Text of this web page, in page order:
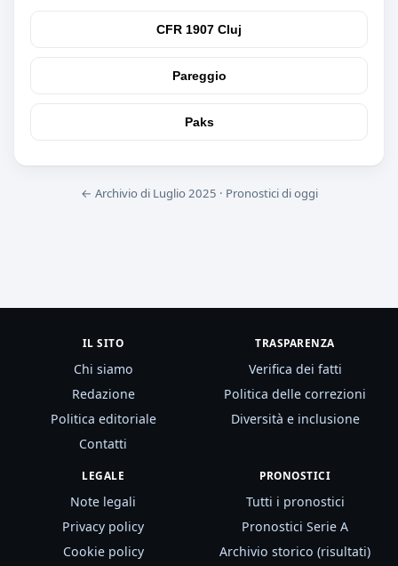
CFR 1907 Cluj
Pareggio
Paks
← Archivio di Luglio 2025 · Pronostici di oggi
IL SITO
Chi siamo
Redazione
Politica editoriale
Contatti
TRASPARENZA
Verifica dei fatti
Politica delle correzioni
Diversità e inclusione
LEGALE
Note legali
Privacy policy
Cookie policy
PRONOSTICI
Tutti i pronostici
Pronostici Serie A
Archivio storico (risultati)